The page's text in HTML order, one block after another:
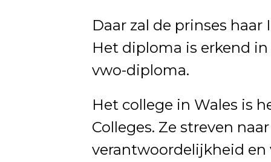
Daar zal de prinses
Het diploma is erkend
vwo-diploma.
Het college in Wales is
Colleges. Ze streven
verantwoordelijkheid en